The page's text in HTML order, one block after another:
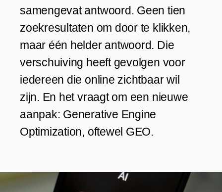
samengevat antwoord. Geen tien
zoekresultaten om door te klikken,
maar één helder antwoord. Die
verschuiving heeft gevolgen voor
iedereen die online zichtbaar wil
zijn. En het vraagt om een nieuwe
aanpak: Generative Engine
Optimization, oftewel GEO.